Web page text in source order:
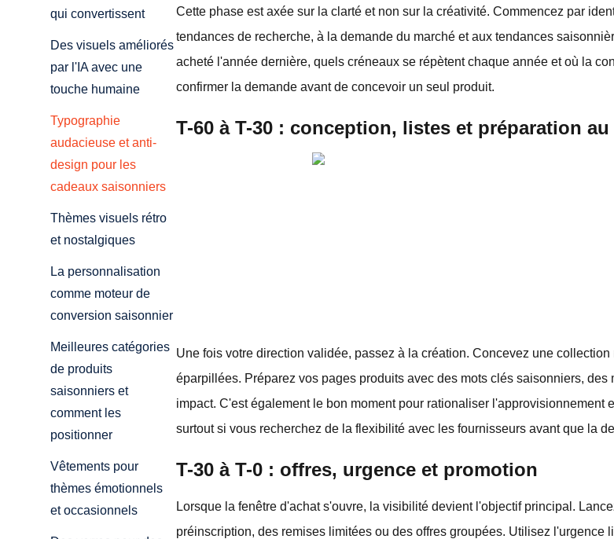
qui convertissent
Des visuels améliorés
par l'IA avec une
touche humaine
Typographie
audacieuse et anti-
design pour les
cadeaux saisonniers
Thèmes visuels rétro
et nostalgiques
La personnalisation
comme moteur de
conversion saisonnier
Meilleures catégories
de produits
saisonniers et
comment les
positionner
Vêtements pour
thèmes émotionnels
et occasionnels
Cette phase est axée sur la clarté et non sur la créativité. Commencez par
tendances de recherche, à la demande du marché et aux tendances
acheté l'année dernière, quels créneaux se répètent chaque année et où la
confirmer la demande avant de concevoir un seul produit.
T-60 à T-30 : conception, listes et préparation
Une fois votre direction validée, passez à la création. Concevez une
éparpillées. Préparez vos pages produits avec des mots clés saisonniers,
impact. C'est également le bon moment pour rationaliser l'approvisionnement
surtout si vous recherchez de la flexibilité avec les fournisseurs avant que la
T-30 à T-0 : offres, urgence et promotion
Lorsque la fenêtre d'achat s'ouvre, la visibilité devient l'objectif principal.
préinscription, des remises limitées ou des offres groupées. Utilisez l'urgence